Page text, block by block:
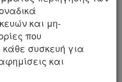
της πόλης
υπέρ των
στο πλαίσιο
προγράμματος
Κοινόχρηστων
που έχει εγκριθεί
και μη-
που
συσκευή για
και